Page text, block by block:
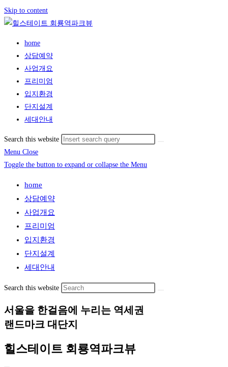
Skip to content
home
상담예약
사업개요
프리미엄
입지환경
단지설계
세대안내
Search this website
Menu Close
Toggle the button to expand or collapse the Menu
home
상담예약
사업개요
프리미엄
입지환경
단지설계
세대안내
Search this website
서울을 한걸음에 누리는 역세권
랜드마크 대단지
힐스테이트 회룡역파크뷰